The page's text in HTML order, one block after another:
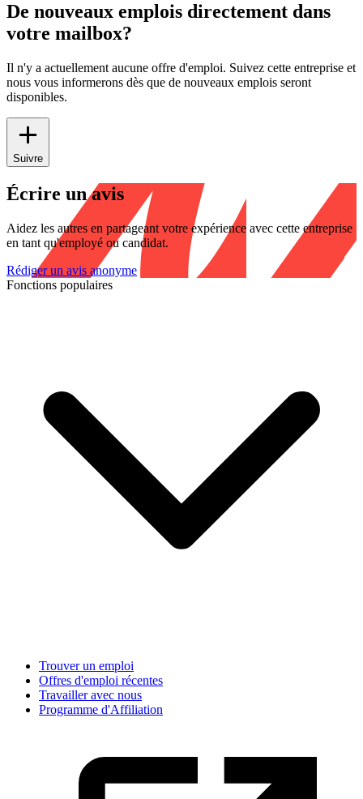
De nouveaux emplois directement dans
votre mailbox?
Il n'y a actuellement aucune offre d'emploi. Suivez cette entreprise et
nous vous informerons dès que de nouveaux emplois seront
disponibles.
Suivre
Écrire un avis
Aidez les autres en partageant votre expérience avec cette entreprise
en tant qu'employé ou candidat.
Rédiger un avis anonyme
Fonctions populaires
Trouver un emploi
Offres d'emploi récentes
Travailler avec nous
Programme d'Affiliation